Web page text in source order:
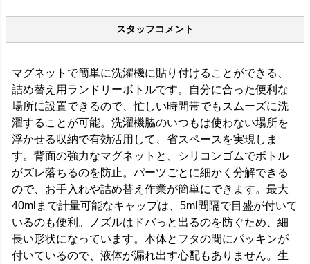
スタッフコメント
マグネットで簡単に洗濯機に貼り付けることができる、
詰め替え用ランドリーボトルです。自分に合った便利な
場所に設置できるので、忙しい時間帯でもスムーズに洗
濯することが可能。洗濯機脇のいつもは使わない場所を
浮かせる収納で有効活用して、省スペースを実現しま
す。背面の強力なマグネットと、シリコンゴムでボトル
がズレ落ちるのを防止。パーツごとに細かく分解できる
ので、お手入れや詰め替え作業が簡単にできます。最大
40mlまで計量可能なキャップは、5ml間隔で目盛が付いて
いるのも便利。ノズルはドバっと出るのを防ぐため、細
長い形状になっています。本体とフタの間にパッキンが
付いているので、液体が漏れ出す心配もありません。生